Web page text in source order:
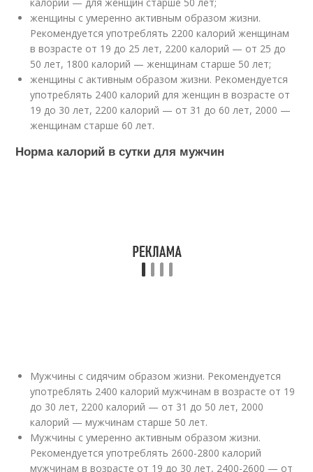
женщины с умеренно активным образом жизни.
Рекомендуется употреблять 2200 калорий женщинам
в возрасте от 19 до 25 лет, 2200 калорий — от 25 до
50 лет, 1800 калорий — женщинам старше 50 лет;
женщины с активным образом жизни. Рекомендуется
употреблять 2400 калорий для женщин в возрасте от
19 до 30 лет, 2200 калорий — от 31 до 60 лет, 2000 —
женщинам старше 60 лет.
Норма калорий в сутки для мужчин
Мужчины с сидячим образом жизни. Рекомендуется
употреблять 2400 калорий мужчинам в возрасте от 19
до 30 лет, 2200 калорий — от 31 до 50 лет, 2000
калорий — мужчинам старше 50 лет.
Мужчины с умеренно активным образом жизни.
Рекомендуется употреблять 2600-2800 калорий
мужчинам в возрасте от 19 до 30 лет, 2400-2600 — от